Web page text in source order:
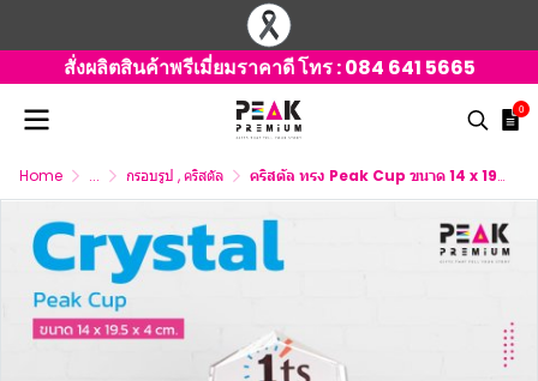
สั่งผลิตสินค้าพรีเมี่ยมราคาดี โทร :084 641 5665
0
Home ... กรอบรูป , คริสตัล คริสตัล ทรง Peak Cup ขนาด 14 x 19.5 x 4 ซม.